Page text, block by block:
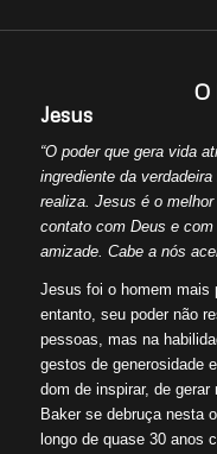
O
Jesus
“O poder que gera vida
ingrediente da
realiza. Jesus é o
contato com Deus e
amizade. Cabe a nós
Jesus foi o homem mais
entanto, seu poder não
pessoas, mas na
gestos de generosidade
dom de inspirar, de
Baker se debruça nesta
longo de quase 30 anos